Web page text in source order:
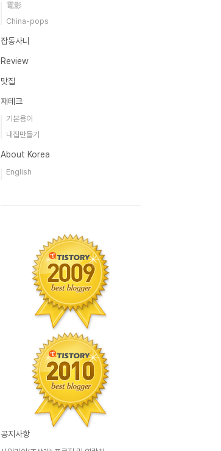
電影
China-pops
잡동사니
Review
맛집
재테크
기본용어
내집만들기
About Korea
English
공지사항